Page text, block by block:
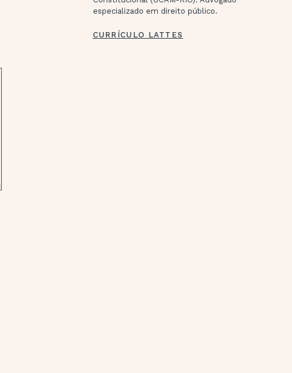
especializado em direito público.
CURRÍCULO LATTES